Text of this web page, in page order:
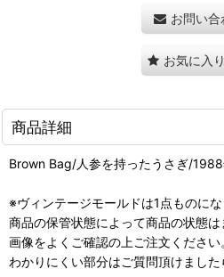
お問い合
お気に入
商品詳細
Brown Bag/人参を持ったうさぎ/
※ヴィンテージモールドは1点ものにな
商品の保管状態によって商品の状態は
画像をよくご確認の上ご注文ください
わかりにくい部分はご質問頂けました